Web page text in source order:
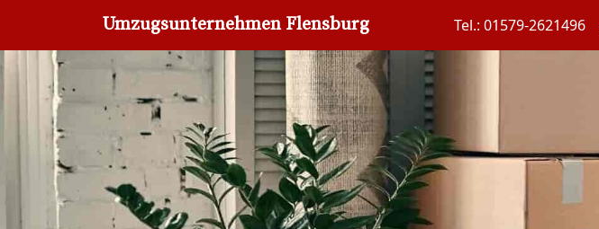
Umzugsunternehmen Flensburg Tel.: 01579-2621496